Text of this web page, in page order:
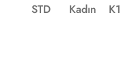
STD
Kadın